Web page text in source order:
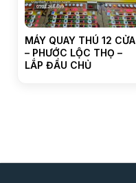
MÁY QUAY THÚ 12 CỬA
– PHƯỚC LỘC THỌ –
LẮP ĐẦU CHỦ